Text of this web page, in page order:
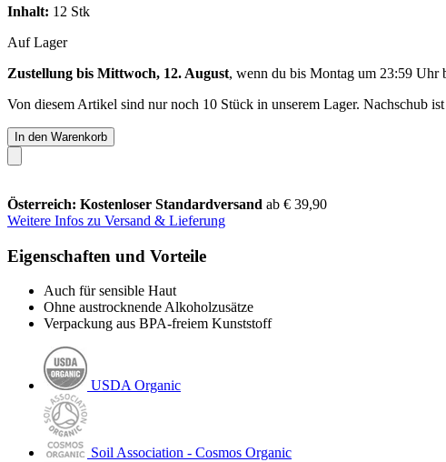
Inhalt: 12 Stk
Auf Lager
Zustellung bis Mittwoch, 12. August, wenn du bis Montag um 23:59 Uhr
Von diesem Artikel sind nur noch 10 Stück in unserem Lager. Nachschub
In den Warenkorb
Österreich: Kostenloser Standardversand ab € 39,90
Weitere Infos zu Versand & Lieferung
Eigenschaften und Vorteile
Auch für sensible Haut
Ohne austrocknende Alkoholzusätze
Verpackung aus BPA-freiem Kunststoff
USDA Organic
Soil Association - Cosmos Organic